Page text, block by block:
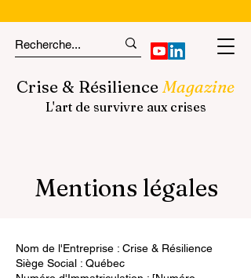
Crise & Résilience Magazine
L'art de survivre aux crises
Mentions légales
Nom de l'Entreprise : Crise & Résilience
Siège Social : Québec